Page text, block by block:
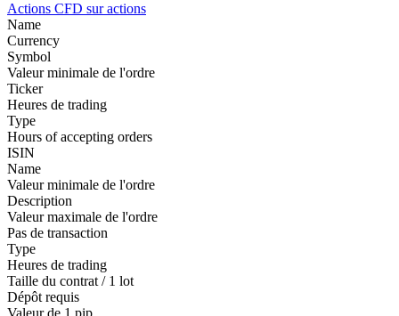
Actions CFD sur actions
Name
Currency
Symbol
Valeur minimale de l'ordre
Ticker
Heures de trading
Type
Hours of accepting orders
ISIN
Name
Valeur minimale de l'ordre
Description
Valeur maximale de l'ordre
Pas de transaction
Type
Heures de trading
Taille du contrat / 1 lot
Dépôt requis